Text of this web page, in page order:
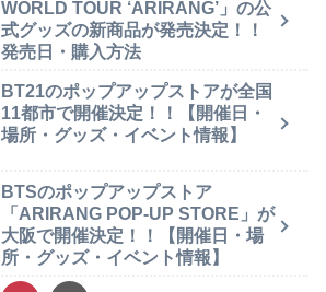
WORLD TOUR ‘ARIRANG’」の公
式グッズの新商品が発売決定！！
発売日・購入方法
BT21のポップアップストアが全国
11都市で開催決定！！【開催日・
場所・グッズ・イベント情報】
BTSのポップアップストア
「ARIRANG POP-UP STORE」が
大阪で開催決定！！【開催日・場
所・グッズ・イベント情報】